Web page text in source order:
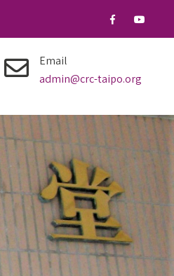
Email
admin@crc-taipo.org